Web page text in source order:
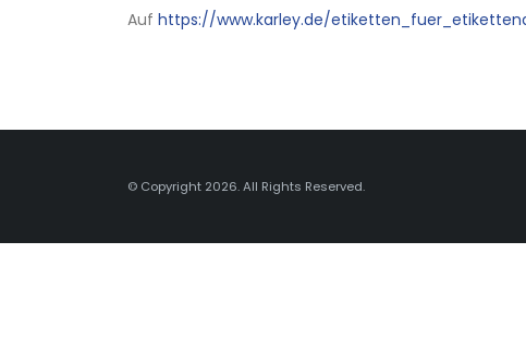
Auf https://www.karley.de/
© Copyright 2026. All Rights Reserved.